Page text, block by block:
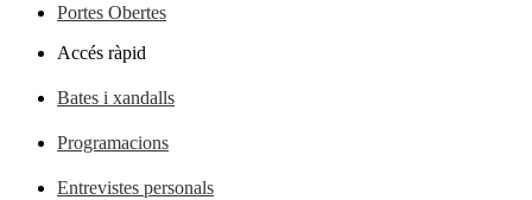
Portes Obertes
Accés ràpid
Bates i xandalls
Programacions
Entrevistes personals